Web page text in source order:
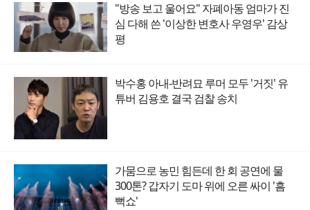
"방송 보고 울어요" 자폐아동 엄마가 진
심 다해 쓴 '이상한 변호사 우영우' 감상
평
박수홍 아내-반려묘 루머 모두 '거짓' 유
튜버 김용호 결국 검찰 송치
가뭄으로 농민 힘든데 한 회 공연에 물
300톤? 갑자기 도마 위에 오른 싸이 '흠
뻑쇼'